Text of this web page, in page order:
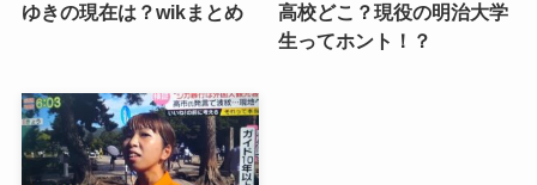
ゆきの現在は？wikまとめ
高校どこ？現役の明治大学
生ってホント！？